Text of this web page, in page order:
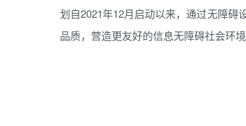
划自2021年12月启动以来，通过无障碍
品质，营造更友好的信息无障碍社会环